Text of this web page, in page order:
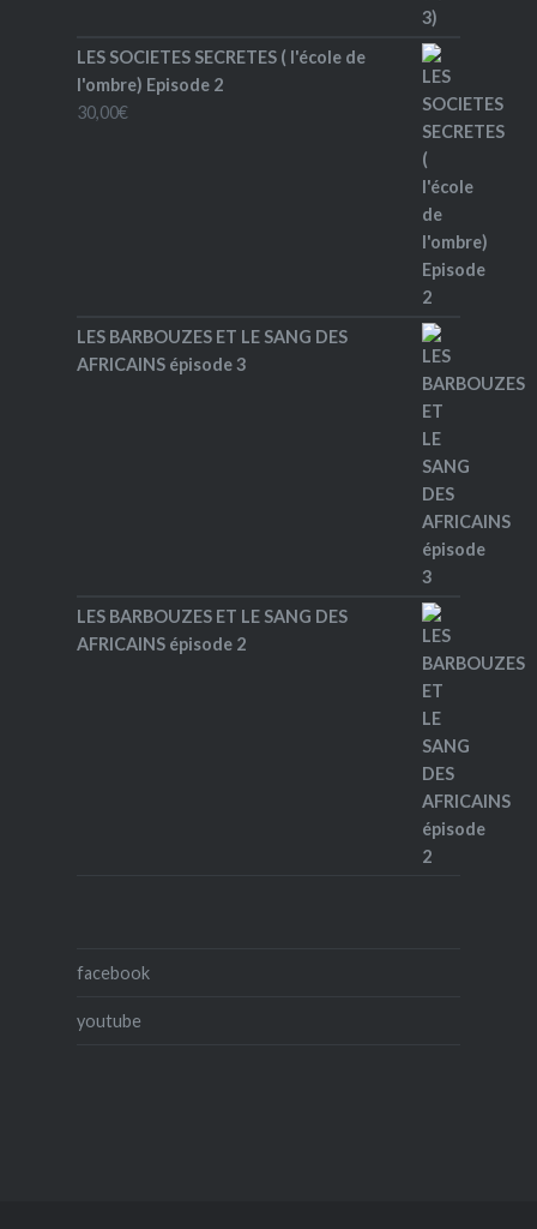
LES SOCIETES SECRETES ( l'école de
l'ombre) Episode 2
30,00€
LES BARBOUZES ET LE SANG DES
AFRICAINS épisode 3
LES BARBOUZES ET LE SANG DES
AFRICAINS épisode 2
facebook
youtube